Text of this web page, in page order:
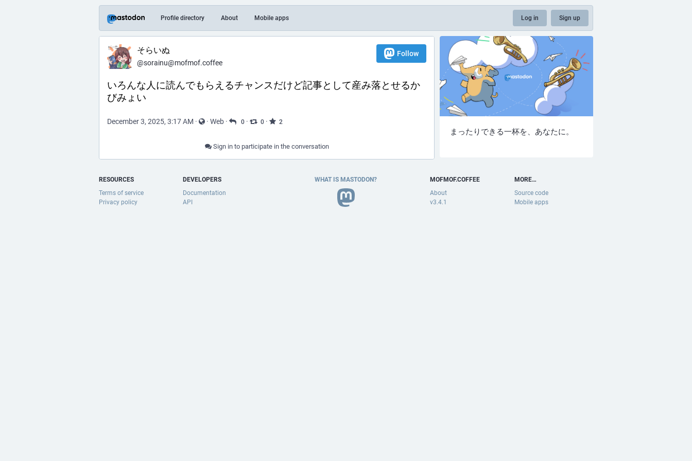
Profile directory About Mobile apps Log in Sign up
そらいぬ
@sorainu@mofmof.coffee
Follow
いろんな人に読んでもらえるチャンスだけど記事として産み落とせるか
びみょい
December 3, 2025, 3:17 AM · · Web · 0 · 0 · 2
Sign in to participate in the conversation
まったりできる一杯を、あなたに。
RESOURCES
Terms of service
Privacy policy
DEVELOPERS
Documentation
API
WHAT IS MASTODON?
MOFMOF.COFFEE
About
v3.4.1
MORE…
Source code
Mobile apps